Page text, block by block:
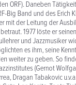
ORF). Daneben
Big Band und des Erich
mit der Leitung der
1977 löste er
und Jazzmusiker
es ihm, seine
weiter zu geben. So
(Gernot
Dragan Tabakovic